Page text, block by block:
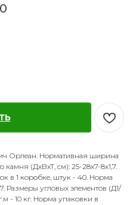
Орлеан. Нормативная ширина
камня (ДхВхТ, см): 25-28х7-8х1,7.
в 1 коробке, штук - 40. Норма
Размеры угловых элементов (Д1/
- 10 кг. Норма упаковки в